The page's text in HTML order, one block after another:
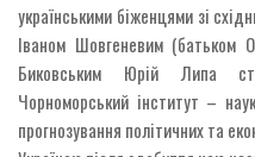
українськими біженцями зі
Іваном Шовгеневим (батьком
Биковським Юрій Липа
Чорноморський інститут –
прогнозування політичних та